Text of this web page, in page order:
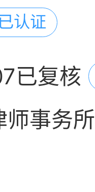
认证
已复核
师事务所